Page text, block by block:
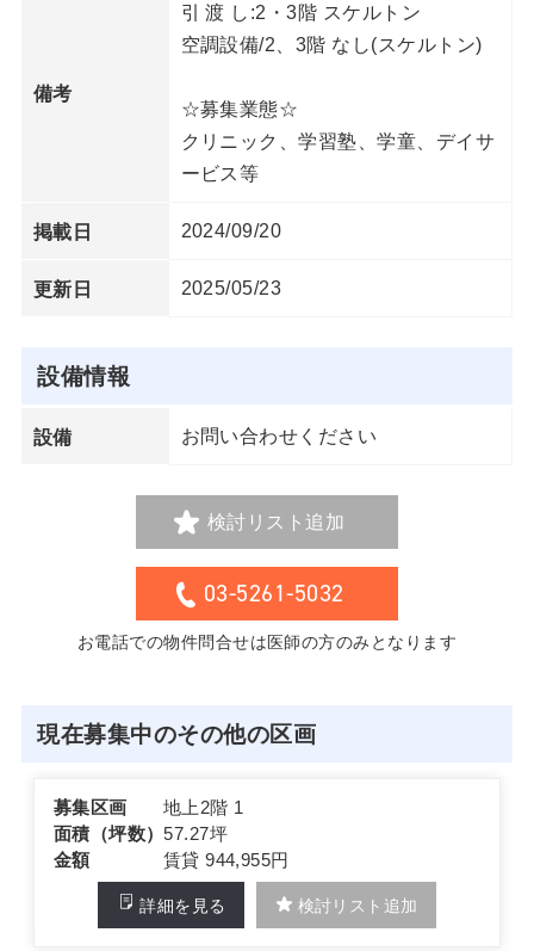
備考
引 渡 し:2・3階 スケルトン
空調設備/2、3階 なし(スケルトン)
☆募集業態☆
クリニック、学習塾、学童、デイサ
ービス等
掲載日 2024/09/20
更新日 2025/05/23
設備情報
設備 お問い合わせください
検討リスト追加
03-5261-5032
お電話での物件問合せは医師の方のみとなります
現在募集中のその他の区画
募集区画
地上2階 1
面積（坪数）57.27坪
金額
賃貸 944,955円
詳細を見る 検討リスト追加